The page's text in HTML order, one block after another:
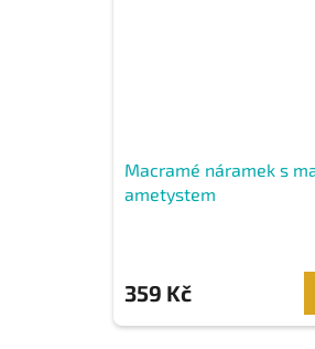
Macramé náramek s
ametystem
359 Kč